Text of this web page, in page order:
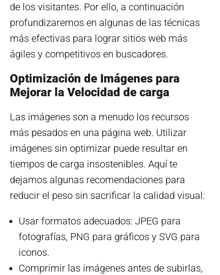
de los visitantes. Por ello, a continuación
profundizaremos en algunas de las técnicas
más efectivas para lograr sitios web más
ágiles y competitivos en buscadores.
Optimización de Imágenes para
Mejorar la Velocidad de carga
Las imágenes son a menudo los recursos
más pesados en una página web. Utilizar
imágenes sin optimizar puede resultar en
tiempos de carga insostenibles. Aquí te
dejamos algunas recomendaciones para
reducir el peso sin sacrificar la calidad visual:
Usar formatos adecuados: JPEG para
fotografías, PNG para gráficos y SVG para
iconos.
Comprimir las imágenes antes de subirlas,